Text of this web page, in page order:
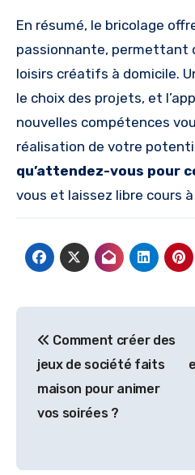
En résumé, le bricolage
passionnante, permettant
loisirs créatifs à domicile.
le choix des projets, et
nouvelles compétences
réalisation de votre
qu’attendez-vous pour
vous et laissez libre cours
de
l’article
Comment créer des
jeux de société faits
maison pour animer
vos soirées ?